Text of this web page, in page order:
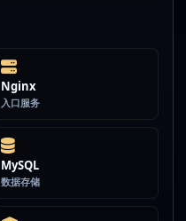
Nginx
入口服务
MySQL
数据存储